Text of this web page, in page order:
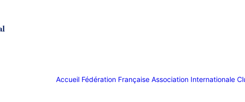
Accueil Fédération Française Association Internationale